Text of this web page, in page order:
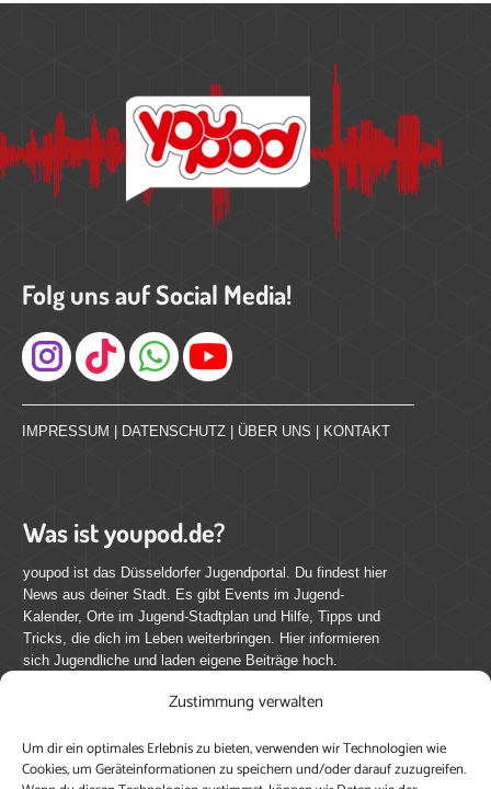
Zustimmung verwalten
Um dir ein optimales Erlebnis zu bieten, verwenden wir Technologien wie
Cookies, um Geräteinformationen zu speichern und/oder darauf zuzugreifen.
Folg uns auf Social Media!
Instagram
IMPRESSUM | DATENSCHUTZ | ÜBER UNS | KONTAKT
Was ist youpod.de?
youpod ist das Düsseldorfer Jugendportal. Du findest hier
News aus deiner Stadt. Es gibt Events im Jugend-
Kalender, Orte im Jugend-Stadtplan und Hilfe, Tipps und
Tricks, die dich im Leben weiterbringen. Hier informieren
sich Jugendliche und laden eigene Beiträge hoch.
youpod.de lebt von Menschen wie dir. Sammel